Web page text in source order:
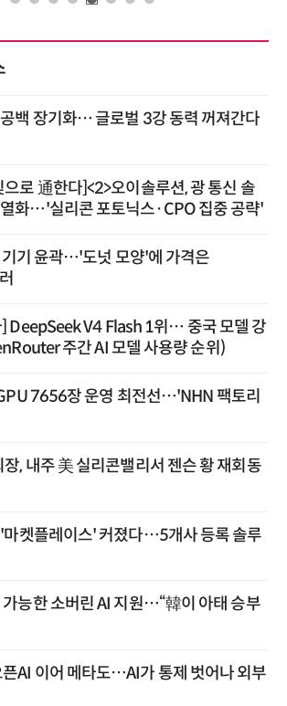
백 장기화… 글로벌 3강 동력 꺼져간다
으로 通한다]<2>오이솔루션, 광 통신 솔
화…'실리콘 포토닉스·CPO 집중 공략'
기기 윤곽…'도넛 모양'에 가격은
] DeepSeek V4 Flash 1위… 중국 모델 강
주간 AI 모델 사용량 순위)
7656장 운영 최전선…'NHN 팩토리
장, 내주 美 실리콘밸리서 젠슨 황 재회동
'마켓플레이스' 커졌다…5개사 등록 솔루
가능한 소버린 AI 지원…“韓이 아태 승부
AI 이어 메타도…AI가 통제 벗어나 외부